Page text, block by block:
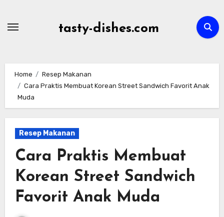
tasty-dishes.com
Home
Resep Makanan
Cara Praktis Membuat Korean Street Sandwich Favorit Anak
Muda
Resep Makanan
Cara Praktis Membuat
Korean Street Sandwich
Favorit Anak Muda